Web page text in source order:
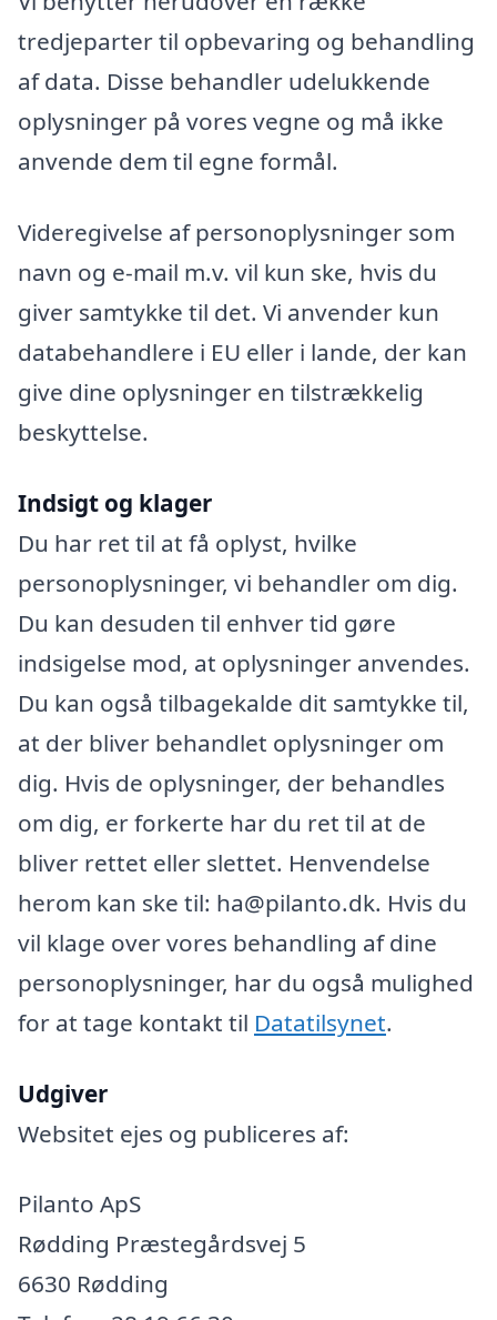
tredjeparter til opbevaring og behandling
af data. Disse behandler udelukkende
oplysninger på vores vegne og må ikke
anvende dem til egne formål.
Videregivelse af personoplysninger som
navn og e-mail m.v. vil kun ske, hvis du
giver samtykke til det. Vi anvender kun
databehandlere i EU eller i lande, der kan
give dine oplysninger en tilstrækkelig
beskyttelse.
Indsigt og klager
Du har ret til at få oplyst, hvilke
personoplysninger, vi behandler om dig.
Du kan desuden til enhver tid gøre
indsigelse mod, at oplysninger anvendes.
Du kan også tilbagekalde dit samtykke til,
at der bliver behandlet oplysninger om
dig. Hvis de oplysninger, der behandles
om dig, er forkerte har du ret til at de
bliver rettet eller slettet. Henvendelse
herom kan ske til: ha@pilanto.dk. Hvis du
vil klage over vores behandling af dine
personoplysninger, har du også mulighed
for at tage kontakt til Datatilsynet.
Udgiver
Websitet ejes og publiceres af:
Pilanto ApS
Rødding Præstegårdsvej 5
6630 Rødding